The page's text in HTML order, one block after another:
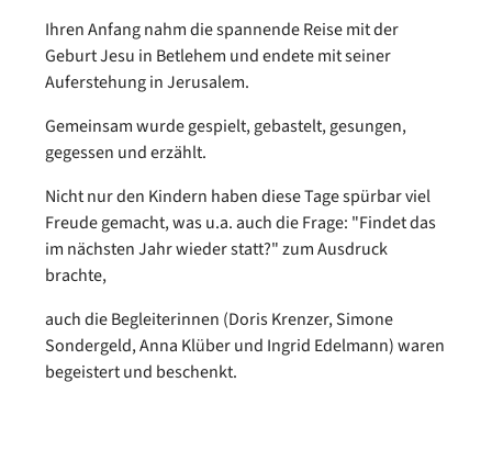
Ihren Anfang nahm die spannende Reise mit der
Geburt Jesu in Betlehem und endete mit seiner
Auferstehung in Jerusalem.
Gemeinsam wurde gespielt, gebastelt, gesungen,
gegessen und erzählt.
Nicht nur den Kindern haben diese Tage spürbar viel
Freude gemacht, was u.a. auch die Frage: "Findet das
im nächsten Jahr wieder statt?" zum Ausdruck
brachte,
auch die Begleiterinnen (Doris Krenzer, Simone
Sondergeld, Anna Klüber und Ingrid Edelmann) waren
begeistert und beschenkt.